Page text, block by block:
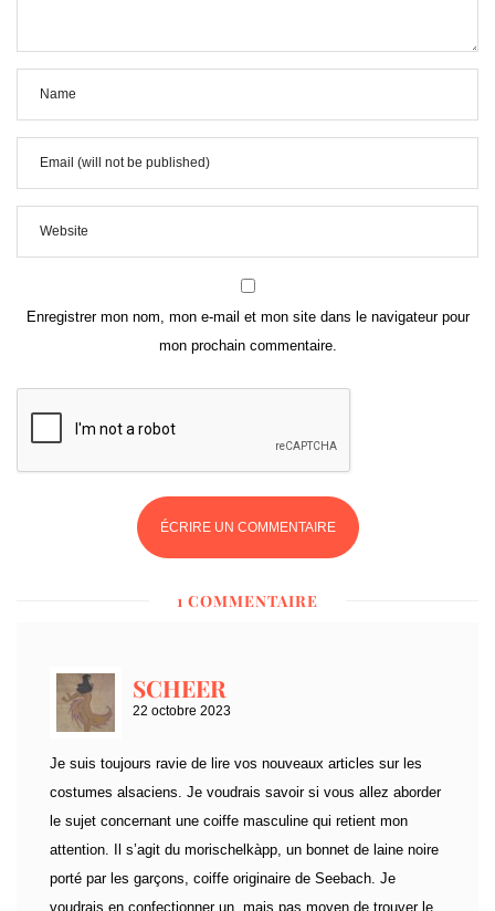
Enregistrer mon nom, mon e-mail et mon site dans le navigateur pour
mon prochain commentaire.
1 COMMENTAIRE
SCHEER
22 octobre 2023
Je suis toujours ravie de lire vos nouveaux articles sur les
costumes alsaciens. Je voudrais savoir si vous allez aborder
le sujet concernant une coiffe masculine qui retient mon
attention. Il s’agit du morischelkàpp, un bonnet de laine noire
porté par les garçons, coiffe originaire de Seebach. Je
voudrais en confectionner un, mais pas moyen de trouver le